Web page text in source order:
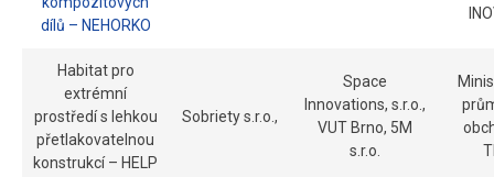
dílů – NEHORKO
Habitat pro
extrémní
prostředí s lehkou
přetlakovatelnou
konstrukcí – HELP
Sobriety s.r.o.,
Space
Innovations, s.r.o.,
VUT Brno, 5M
s.r.o.